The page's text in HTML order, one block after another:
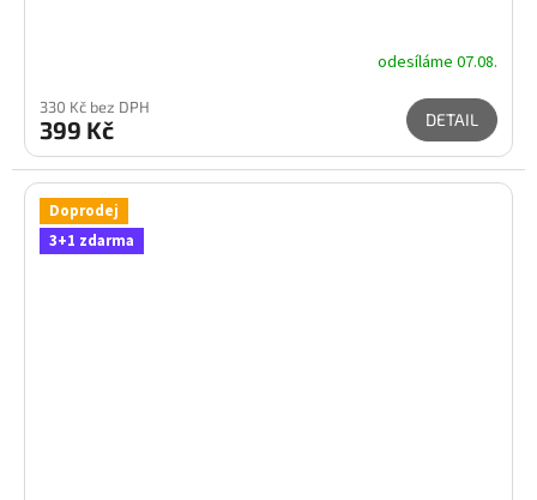
odesíláme 07.08.
330 Kč bez DPH
399 Kč DETAIL
Doprodej
3+1 zdarma